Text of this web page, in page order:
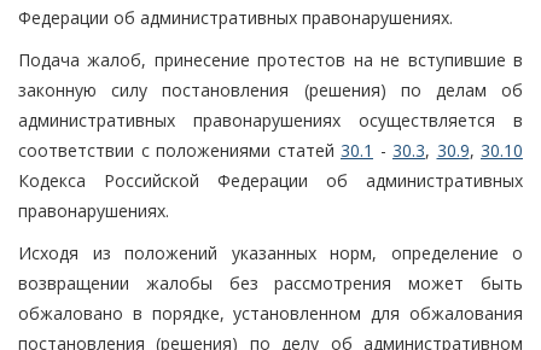
Федерации об административных правонарушениях.
Подача жалоб, принесение протестов на не вступившие в
законную силу постановления (решения) по делам об
административных правонарушениях осуществляется в
соответствии с положениями статей 30.1 - 30.3, 30.9, 30.10
Кодекса Российской Федерации об административных
правонарушениях.
Исходя из положений указанных норм, определение о
возвращении жалобы без рассмотрения может быть
обжаловано в порядке, установленном для обжалования
постановления (решения) по делу об административном